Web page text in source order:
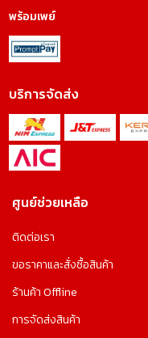
พร้อมเพย์
บริการจัดส่ง
ศูนย์ช่วยเหลือ
ติดต่อเรา
ขอราคาและสั่งซื้อสินค้า
ร้านค้า Offline
การจัดส่งสินค้า